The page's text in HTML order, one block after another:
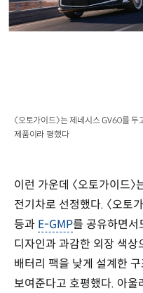
〈오토가이드〉는 제네시스 GV60를
제품이라 평했다
이런 가운데 〈오토가이드
전기차로 선정했다. 〈오토
등과 E-GMP를 공유하면서
디자인과 과감한 외장 색
배터리 팩을 낮게 설계한
보여준다고 호평했다. 아울